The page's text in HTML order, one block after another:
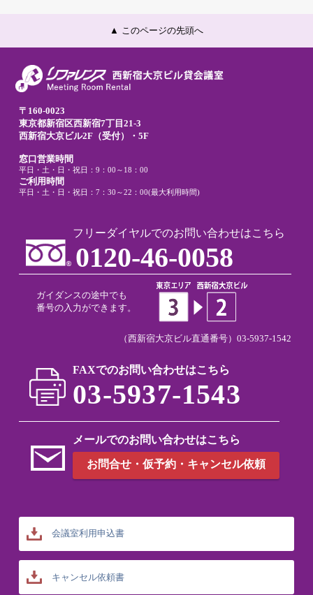
▲ このページの先頭へ
〒160-0023
東京都新宿区西新宿7丁目21-3
西新宿大京ビル2F（受付）・5F
窓口営業時間
平日・土・日・祝日：9：00～18：00
ご利用時間
平日・土・日・祝日：7：30～22：00(最大利用時間)
フリーダイヤルでのお問い合わせはこちら
0120-46-0058
ガイダンスの途中でも
番号の入力ができます。
（西新宿大京ビル直通番号） 03-5937-1542
FAXでのお問い合わせはこちら
03-5937-1543
メールでのお問い合わせはこちら
お問合せ・仮予約・キャンセル依頼
会議室利用申込書
キャンセル依頼書